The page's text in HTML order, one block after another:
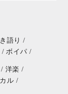
語り /
/ ボイパ /
洋楽 /
ル /